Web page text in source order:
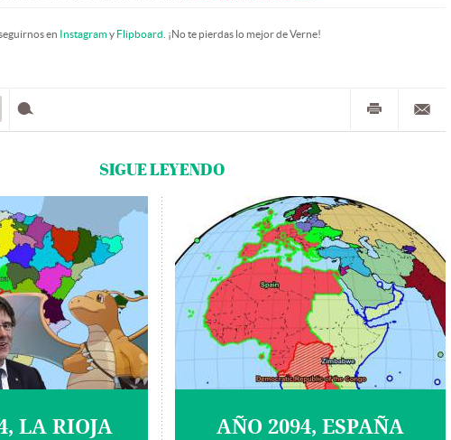
en Instagramy Flipboard . ¡No te pierdas lo mejor de Verne!
SIGUE LEYENDO
LA RIOJA
AÑO 2094, ESPAÑA